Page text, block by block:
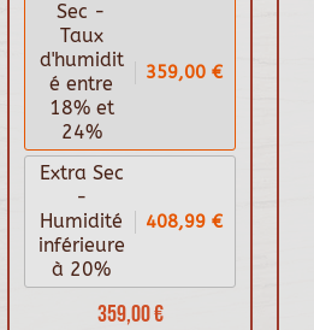
359,00 €
Sec -
Taux
d'humidit
é entre
18% et
24%
359,00 €
Extra Sec
-
Humidité
inférieure
à 20%
408,99 €